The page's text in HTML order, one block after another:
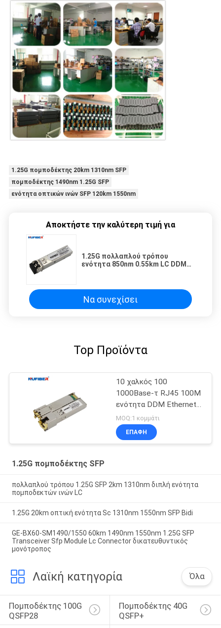
1.25G πομποδέκτης 20km 1310nm SFP
πομποδέκτης 1490nm 1.25G SFP
ενότητα οπτικών ινών SFP 120km 1550nm
Αποκτήστε την καλύτερη τιμή για
1.25G πολλαπλού τρόπου
ενότητα 850nm 0.55km LC DDM
Να συνεχίσει
Top Προϊόντα
10 χαλκός 100
1000Base-τ RJ45 100M
ενότητα DDM Ethernet
SFP
MOQ:1 κομμάτι
ΕΠΑΦΉ
1.25G πομποδέκτης SFP
πολλαπλού τρόπου 1.25G SFP 2km 1310nm διπλή ενότητα
πομποδεκτών ινών LC
1.25G 20km οπτική ενότητα Sc 1310nm 1550nm SFP Bidi
GE-BX60-SM1490/1550 60km 1490nm 1550nm 1.25G SFP
Transceiver Sfp Module Lc Connector δικατευθυντικός
μονότροπος
Λαϊκή κατηγορία Όλα
Πομποδέκτης 100G
QSFP28
Πομποδέκτης 40G
QSFP+